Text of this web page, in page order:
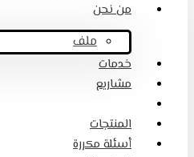
من نحن
ملف
خدمات
مشاريع
المنتجات
أسئلة مكررة